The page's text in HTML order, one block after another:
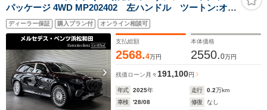
パッケージ 4WD MP202402 左ハンドル ツートン:オブ
シディアンブラック/ルビーライトレッド リアツインモ
ニター ナッパレザー黒本革 左右独立シート クーリング
BOX 格納式テーブル 専用シャンパングラス格納 前後ド
ラレコ パノラミックS/R
ディーラー保証 購入プラン付 オンライン相談可
支払総額
2568.4万円
本体価格
2550.0万円
残価ローン 月々191,100円
年式 2025年 走行 0.2万km
車検
'28/08 修復
なし